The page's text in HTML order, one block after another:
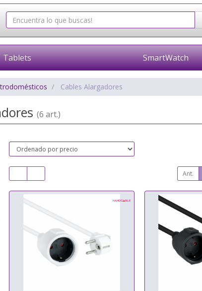
Tablets SmartWatch
Cables Alargadores
(6 art.)
Ant.